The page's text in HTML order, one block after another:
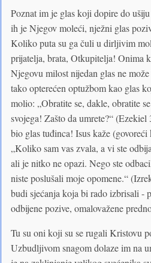
Poznat im je glas koji dopire do
ih je Njegov moleći, nježni glas
Koliko puta su ga čuli u dirljivim
prijatelja, brata, Otkupitelja! Onima
Njegovu milost nijedan glas ne
tako opterećen optužbom kao glas
molio: „Obratite se, dakle, obratite
svojega! Zašto da umrete?“
bio glas tuđinca! Isus kaže
„Koliko sam vas zvala, a vi ste
ali je nitko ne opazi. Nego ste
niste poslušali moje opomene.“
budi sjećanja koja bi rado izbrisali -
odbijene pozive, omalovažene
Tu su oni koji su se rugali Kristovu
Uzbudljivom snagom dolaze im na